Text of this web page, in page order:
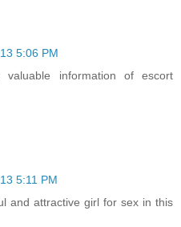
5:06 PM
information of escort
5:11 PM
and attractive girl for sex in this